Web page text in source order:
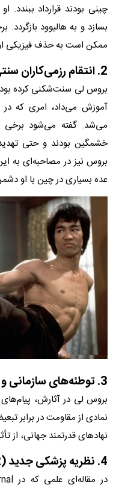
چینی بودند قرارداد
بسازد و به هالیوود
ممکن است به حذف فیزیکی
2. انتقام رزمی‌کاران سنتی چینی
بروس لی سنت‌شکنی کرده
آموزش می‌داد، امری که
می‌شد. گفته می‌شود برخی
خشمگین بودند و حتی
بروس نیز در مصاحبه‌ای به
عده بسیاری در چین با او
3. توطئه‌های سازمانی و دخالت‌های سیاسی
بروس لی در آثارش،
نمادی از مقاومت در برابر
نهادهای قدرتمند جهانی، از
4. نظریه پزشکی جدید (2022): هیپوناترمی